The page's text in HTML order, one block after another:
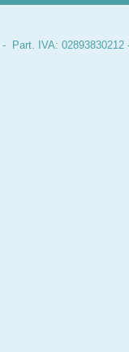
- Part. IVA: 02893830212